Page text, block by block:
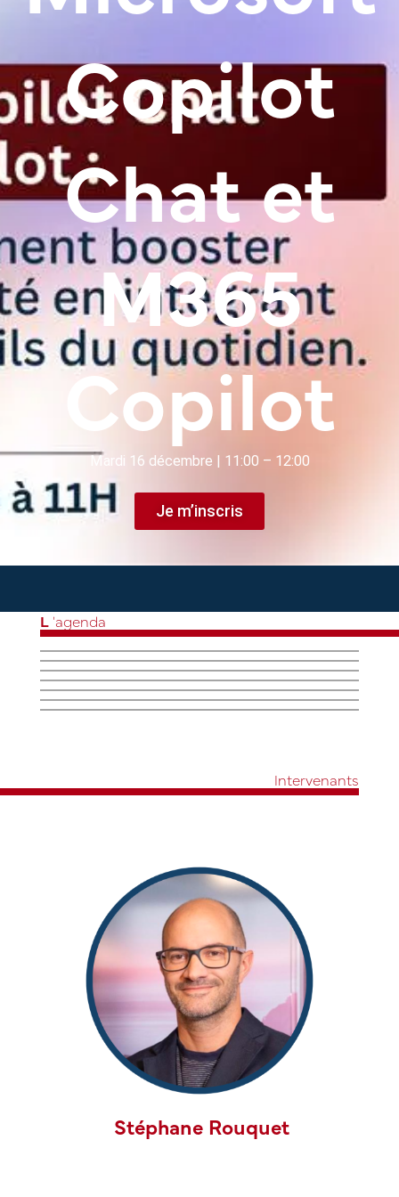
Copilot
Chat et
M365
Copilot
Mardi 16 décembre | 11:00 – 12:00
Je m’inscris
L 'agenda
Intervenants
Stéphane Rouquet